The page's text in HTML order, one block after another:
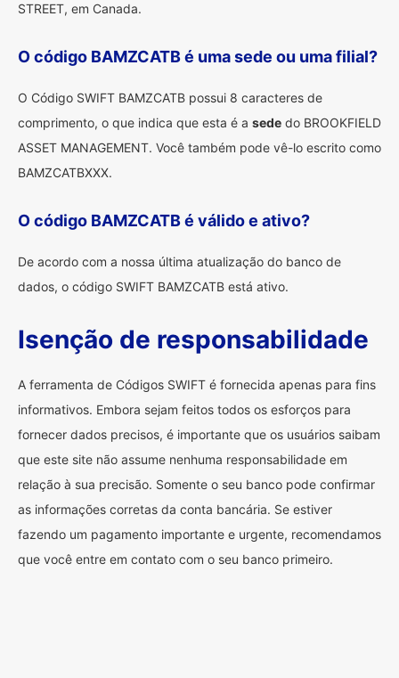
STREET, em Canada.
O código BAMZCATB é uma sede ou uma filial?
O Código SWIFT BAMZCATB possui 8 caracteres de
comprimento, o que indica que esta é a sede do BROOKFIELD
ASSET MANAGEMENT. Você também pode vê-lo escrito como
BAMZCATBXXX.
O código BAMZCATB é válido e ativo?
De acordo com a nossa última atualização do banco de
dados, o código SWIFT BAMZCATB está ativo.
Isenção de responsabilidade
A ferramenta de Códigos SWIFT é fornecida apenas para fins
informativos. Embora sejam feitos todos os esforços para
fornecer dados precisos, é importante que os usuários saibam
que este site não assume nenhuma responsabilidade em
relação à sua precisão. Somente o seu banco pode confirmar
as informações corretas da conta bancária. Se estiver
fazendo um pagamento importante e urgente, recomendamos
que você entre em contato com o seu banco primeiro.